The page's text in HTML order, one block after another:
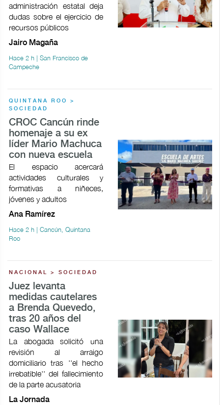
administración estatal deja
dudas sobre el ejercicio de
recursos públicos
Jairo Magaña
Hace 2 h | San Francisco de
Campeche
QUINTANA ROO >
SOCIEDAD
CROC Cancún rinde
homenaje a su ex
líder Mario Machuca
con nueva escuela
El espacio acercará
actividades culturales y
formativas a niñeces,
jóvenes y adultos
Ana Ramírez
Hace 2 h | Cancún, Quintana
Roo
NACIONAL > SOCIEDAD
Juez levanta
medidas cautelares
a Brenda Quevedo,
tras 20 años del
caso Wallace
La abogada solicitó una
revisión al arraigo
domiciliario tras ''el hecho
irrebatible'' del fallecimiento
de la parte acusatoria
La Jornada